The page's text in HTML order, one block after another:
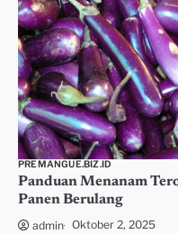
PREMANGUE.BIZ.ID
Panduan Menanam
Panen Berulang
admin Oktober 2, 2025